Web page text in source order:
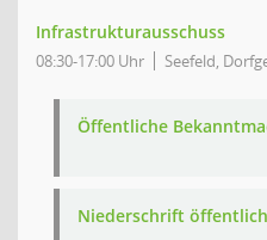
Infrastrukturausschuss
08:30-17:00 Uhr Seefeld,
Öffentliche
Niederschrift öffentlich